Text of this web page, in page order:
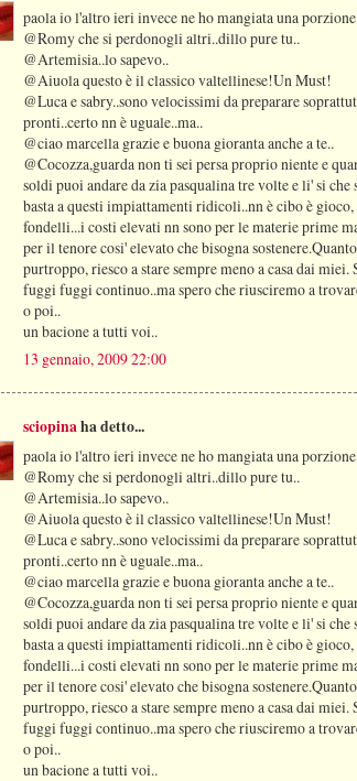
paola io l'altro ieri invece ne ho mangiata una
@Romy che si perdonogli altri..dillo pure tu..
@Artemisia..lo sapevo..
@Aiuola questo è il classico valtellinese!Un Must!
@Luca e sabry..sono velocissimi da preparare
pronti..certo nn è uguale..ma..
@ciao marcella grazie e buona gioranta anche a te..
@Cocozza,guarda non ti sei persa proprio niente e
soldi puoi andare da zia pasqualina tre volte e li' si
basta a questi impiattamenti ridicoli..nn è cibo è
fondelli...i costi elevati nn sono per le materie prime
per il tenore cosi' elevato che bisogna
purtroppo, riesco a stare sempre meno a casa dai miei.
fuggi fuggi continuo..ma spero che riusciremo a
o poi..
un bacione a tutti voi..
13 gennaio, 2009 22:00
sciopinaha detto...
paola io l'altro ieri invece ne ho mangiata una
@Romy che si perdonogli altri..dillo pure tu..
@Artemisia..lo sapevo..
@Aiuola questo è il classico valtellinese!Un Must!
@Luca e sabry..sono velocissimi da preparare
pronti..certo nn è uguale..ma..
@ciao marcella grazie e buona gioranta anche a te..
@Cocozza,guarda non ti sei persa proprio niente e
soldi puoi andare da zia pasqualina tre volte e li' si
basta a questi impiattamenti ridicoli..nn è cibo è
fondelli...i costi elevati nn sono per le materie prime
per il tenore cosi' elevato che bisogna
purtroppo, riesco a stare sempre meno a casa dai miei.
fuggi fuggi continuo..ma spero che riusciremo a
o poi..
un bacione a tutti voi..